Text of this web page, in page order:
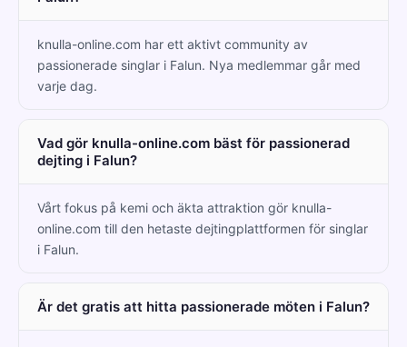
knulla-online.com har ett aktivt community av
passionerade singlar i Falun. Nya medlemmar går med
varje dag.
Vad gör knulla-online.com bäst för passionerad
dejting i Falun?
Vårt fokus på kemi och äkta attraktion gör knulla-
online.com till den hetaste dejtingplattformen för singlar
i Falun.
Är det gratis att hitta passionerade möten i Falun?